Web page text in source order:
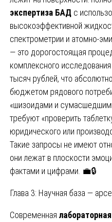
экспертиза БАД с
высокоэффективной
спектрометрии и атомно-
— это дорогостоящая
комплексного
тысяч рублей, что
бюджетом рядового
«шизоидами и
требуют «проверить
юридического или
Такие запросы не имеют
они лежат в плоскости
фактами и цифрами. 💼🔒
Глава 3: Научная база —
Современная